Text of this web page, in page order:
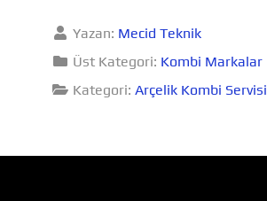
Yazan: Mecid Teknik
Üst Kategori: Kombi Markalar
Kategori: Arçelik Kombi Servisi